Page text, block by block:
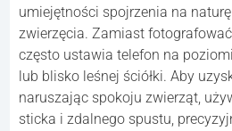
umiejętności spojrzenia na
zwierzęcia. Zamiast
często ustawia telefon na
lub blisko leśnej ściółki. Aby
naruszając spokoju zwierząt,
sticka i zdalnego spustu,